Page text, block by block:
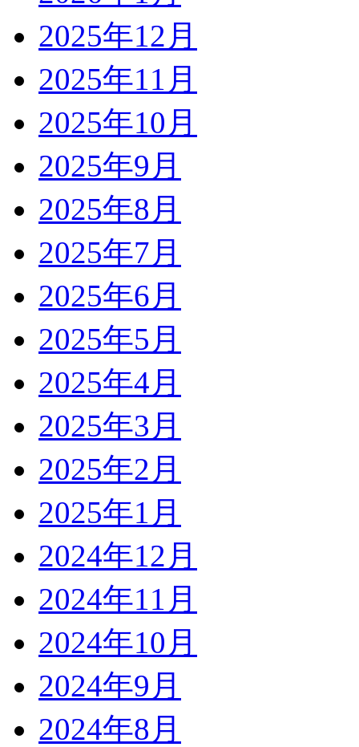
2025年12月
2025年11月
2025年10月
2025年9月
2025年8月
2025年7月
2025年6月
2025年5月
2025年4月
2025年3月
2025年2月
2025年1月
2024年12月
2024年11月
2024年10月
2024年9月
2024年8月